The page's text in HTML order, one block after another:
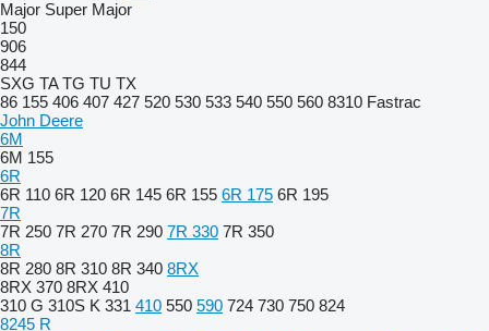
Major Super Major
150
906
844
SXG TA TG TU TX
86 155 406 407 427 520 530 533 540 550 560 8310 Fastrac
John Deere
6M
6M 155
6R
6R 110 6R 120 6R 145 6R 155 6R 175 6R 195
7R
7R 250 7R 270 7R 290 7R 330 7R 350
8R
8R 280 8R 310 8R 340 8RX
8RX 370 8RX 410
310 G 310S K 331 410 550 590 724 730 750 824
8245 R